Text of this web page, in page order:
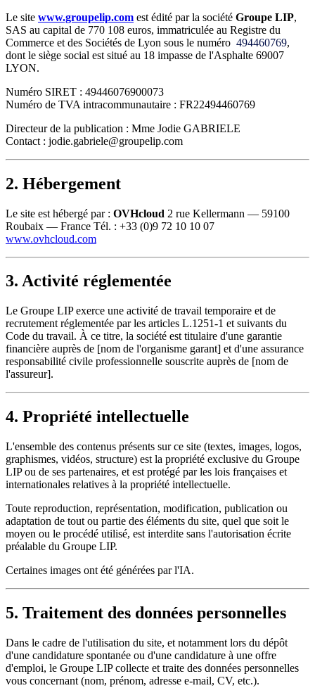
Le site www.groupelip.com est édité par la société Groupe LIP,
SAS au capital de 770 108 euros, immatriculée au Registre du
Commerce et des Sociétés de Lyon sous le numéro 494460769,
dont le siège social est situé au 18 impasse de l'Asphalte 69007
LYON.
Numéro SIRET : 49446076900073
Numéro de TVA intracommunautaire : FR22494460769
Directeur de la publication : Mme Jodie GABRIELE
Contact : jodie.gabriele@groupelip.com
2. Hébergement
Le site est hébergé par : OVHcloud 2 rue Kellermann — 59100
Roubaix — France Tél. : +33 (0)9 72 10 10 07
www.ovhcloud.com
3. Activité réglementée
Le Groupe LIP exerce une activité de travail temporaire et de
recrutement réglementée par les articles L.1251-1 et suivants du
Code du travail. À ce titre, la société est titulaire d'une garantie
financière auprès de [nom de l'organisme garant] et d'une assurance
responsabilité civile professionnelle souscrite auprès de [nom de
l'assureur].
4. Propriété intellectuelle
L'ensemble des contenus présents sur ce site (textes, images, logos,
graphismes, vidéos, structure) est la propriété exclusive du Groupe
LIP ou de ses partenaires, et est protégé par les lois françaises et
internationales relatives à la propriété intellectuelle.
Toute reproduction, représentation, modification, publication ou
adaptation de tout ou partie des éléments du site, quel que soit le
moyen ou le procédé utilisé, est interdite sans l'autorisation écrite
préalable du Groupe LIP.
Certaines images ont été générées par l'IA.
5. Traitement des données personnelles
Dans le cadre de l'utilisation du site, et notamment lors du dépôt
d'une candidature spontanée ou d'une candidature à une offre
d'emploi, le Groupe LIP collecte et traite des données personnelles
vous concernant (nom, prénom, adresse e-mail, CV, etc.).